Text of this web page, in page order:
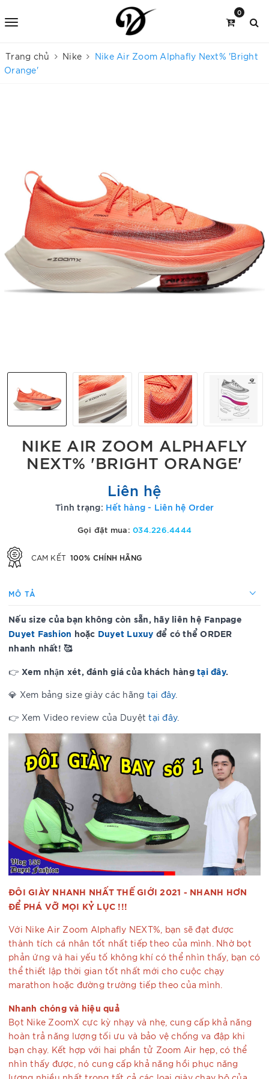
0
Trang chủ Nike
Nike Air Zoom Alphafly Next% 'Bright
Orange'
NIKE AIR ZOOM ALPHAFLY
NEXT% 'BRIGHT ORANGE'
Liên hệ
Tình trạng: Hết hàng - Liên hệ Order
Gọi đặt mua:034.226.4444
CAM KẾT 100% CHÍNH HÃNG
MÔ TẢ
Nếu size của bạn không còn sẵn, hãy liên hệ Fanpage
Duyet Fashion hoặc Duyet Luxuy để có thể ORDER
nhanh nhất! 🥰
👉 Xem nhận xét, đánh giá của khách hàng tại đây.
💎 Xem bảng size giày các hãng tại đây.
👉 Xem Video review của Duyệttại đây.
ĐÔI GIÀY NHANH NHẤT THẾ GIỚI 2021 - NHANH HƠN
ĐỂ PHÁ VỠ MỌI KỶ LỤC !!!
Với Nike Air Zoom Alphafly NEXT%, bạn sẽ đạt được
thành tích cá nhân tốt nhất tiếp theo của mình. Nhờ bọt
phản ứng và hai yếu tố không khí có thể nhìn thấy, bạn có
thể thiết lập thời gian tốt nhất mới cho cuộc chạy
marathon hoặc đường trường tiếp theo của mình.
Nhanh chóng và hiệu quả
Bọt Nike ZoomX cực kỳ nhạy và nhẹ, cung cấp khả năng
hoàn trả năng lượng tối ưu và bảo vệ chống va đập khi
bạn chạy. Kết hợp với hai phần tử Zoom Air hẹp, có thể
nhìn thấy được, nó cung cấp khả năng hồi phục năng